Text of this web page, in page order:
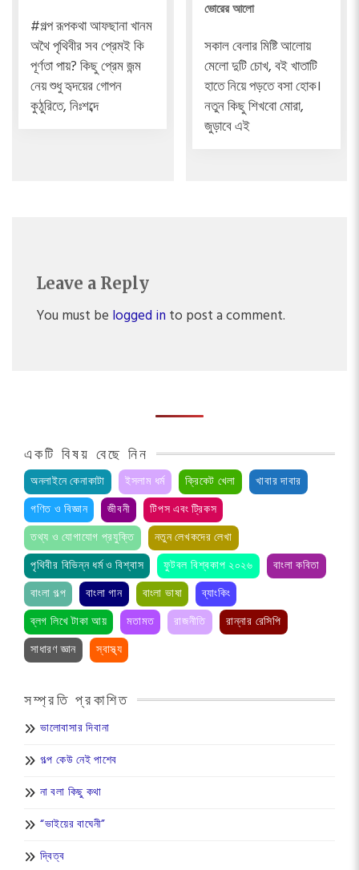
#গল্প রূপকথা আফছানা খানম
অথৈ পৃথিবীর সব প্রেমই কি
পূর্ণতা পায়? কিছু প্রেম জন্ম
নেয় শুধু হৃদয়ের গোপন
কুঠুরিতে, নিঃশব্দে
ভোরের আলো
সকাল বেলার মিষ্টি আলোয়
মেলো দুটি চোখ, বই খাতাটি
হাতে নিয়ে পড়তে বসা হোক।
নতুন কিছু শিখবো মোরা,
জুড়াবে এই
Leave a Reply
You must be logged in to post a comment.
একটি বিষয় বেছে নিন
অনলাইনে কেনাকাটা
ইসলাম ধর্ম ক্রিকেট খেলা
খাবার দাবার
গণিত ও বিজ্ঞান
জীবনী
টিপস এবং ট্রিকস
তথ্য ও যোগাযোগ প্রযুক্তি
নতুন লেখকদের লেখা
পৃথিবীর বিভিন্ন ধর্ম ও বিশ্বাস
ফুটবল বিশ্বকাপ ২০২৬
বাংলা কবিতা
বাংলা গল্প
বাংলা গান বাংলা ভাষা
ব্যাংকিং
ব্লগ লিখে টাকা আয়
মতামত রাজনীতি
রান্নার রেসিপি
সাধারণ জ্ঞান
স্বাস্থ্য
সম্প্রতি প্রকাশিত
ভালোবাসার দিবানা
গল্প কেউ নেই পাশেব
না বলা কিছু কথা
“ভাইয়ের বাঘেনী”
দ্বিত্ব